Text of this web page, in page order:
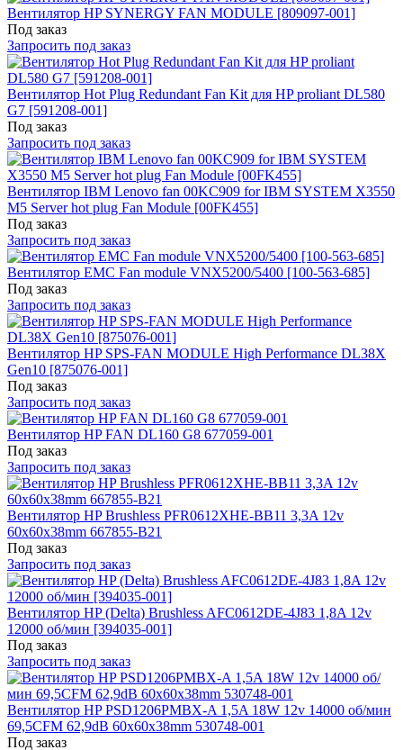
Вентилятор HP SYNERGY FAN MODULE [809097-001]
Под заказ
Запросить под заказ
Вентилятор Hot Plug Redundant Fan Kit для HP proliant DL580
G7 [591208-001]
Под заказ
Запросить под заказ
Вентилятор IBM Lenovo fan 00KC909 for IBM SYSTEM X3550
M5 Server hot plug Fan Module [00FK455]
Под заказ
Запросить под заказ
Вентилятор EMC Fan module VNX5200/5400 [100-563-685]
Под заказ
Запросить под заказ
Вентилятор HP SPS-FAN MODULE High Performance DL38X
Gen10 [875076-001]
Под заказ
Запросить под заказ
Вентилятор HP FAN DL160 G8 677059-001
Под заказ
Запросить под заказ
Вентилятор HP Brushless PFR0612XHE-BB11 3,3A 12v
60x60x38mm 667855-B21
Под заказ
Запросить под заказ
Вентилятор HP (Delta) Brushless AFC0612DE-4J83 1,8A 12v
12000 об/мин [394035-001]
Под заказ
Запросить под заказ
Вентилятор HP PSD1206PMBX-A 1,5A 18W 12v 14000 об/мин
69,5CFM 62,9dB 60x60x38mm 530748-001
Под заказ